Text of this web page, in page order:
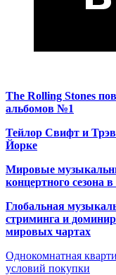
The Rolling Stones
альбомов №1
Тейлор Свифт и
Йорке
Мировые
концертного
Глобальная
стриминга и
мировых чартах
Однокомнатная
условий покупки